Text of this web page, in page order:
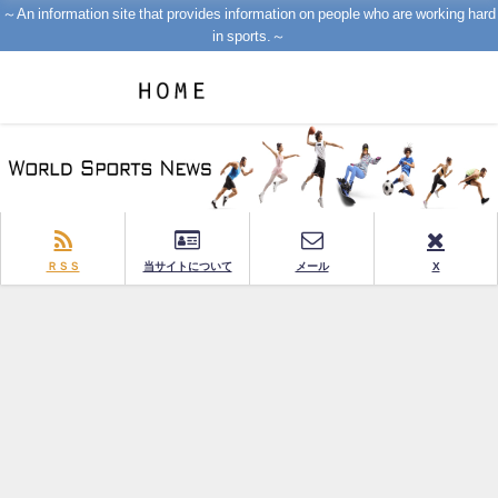
～An information site that provides information on people who are working hard
in sports.～
ＲＳＳ 当サイトについて メール X